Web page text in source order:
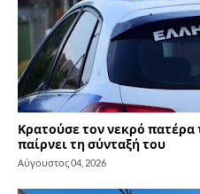
Κρατούσε τον νεκρό πατέρα
παίρνει τη σύνταξή του
Αύγουστος 04, 2026